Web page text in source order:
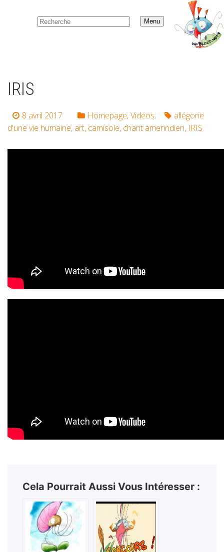
Menu
IRIS
8 avril 2017 Homepage,Vidéos
allégorie
d'une vie humaine, art, camisole, chant amerindien, IRIS
Cela Pourrait Aussi Vous Intéresser :